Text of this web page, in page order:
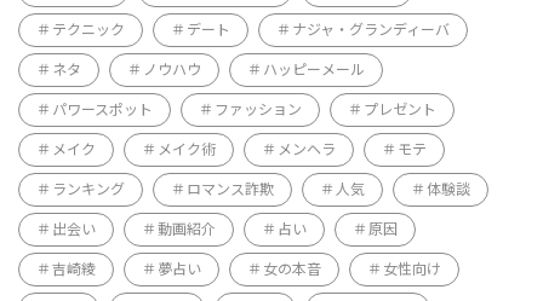
テクニック デート ナジャ・グランディーバ
ネタ ノウハウ ハッピーメール
パワースポット ファッション プレゼント
メイク メイク術 メンヘラ モテ
ランキング ロマンス詐欺 人気 体験談
出会い 動画紹介 占い 原因
吉崎綾 夢占い 女の本音 女性向け